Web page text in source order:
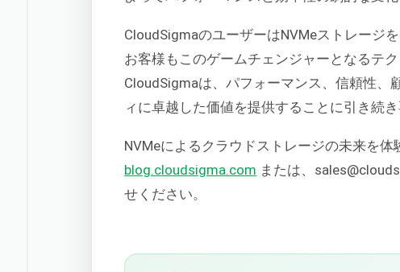
CloudSigmaのユーザーはNVMeストレージ
お客様もこのゲームチェンジャーとなるテ
CloudSigmaは、パフォーマンス、信頼性、
ィに卓越した価値を提供することに引き続き
NVMeによるクラウドストレージの未来を体
blog.cloudsigma.com または、
せください。